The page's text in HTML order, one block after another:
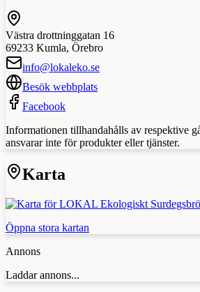
Västra drottninggatan 16
69233 Kumla, Örebro
info@lokaleko.se
Besök webbplats
Facebook
Informationen tillhandahålls av respektive
ansvarar inte för produkter eller tjänster.
Karta
Öppna stora kartan
Annons
Laddar annons...